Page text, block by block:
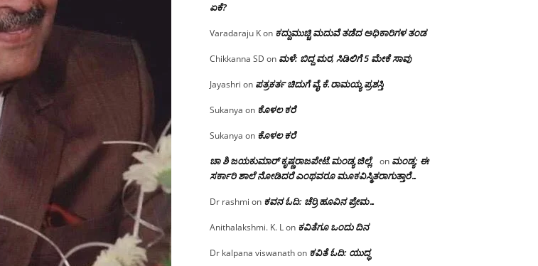
ಏಕೆ?
Varadaraju Kon ಕದ್ದುಮುಚ್ಚಿ ಮದುವೆ ತಡೆದ ಅಧಿಕಾರಿಗಳ ತಂಡ
Chikkanna SD on ಮಳೆ: ಬಿದ್ದ ಮರ, ಸಿಡಿಲಿಗೆ 5 ಮೇಕೆ ಸಾವು
Jayashri on ಪತ್ರಕರ್ತ ಚಿದುಗೆ ವೈ.ಕೆ.ರಾಮಯ್ಯ ಪ್ರಶಸ್ತಿ
Sukanya on ಕೊಳಲ ಕರೆ
Sukanya on ಕೊಳಲ ಕರೆ
ಚಾ ಶಿ ಜಯಕುಮಾರ್ ಕೃಷ್ಣರಾಜಪೇಟೆ.ಮಂಡ್ಯ ಜಿಲ್ಲೆ. on ಮಂಡ್ಯ: ಈ
ಸರ್ಕಾರಿ ಶಾಲೆ ನೋಡಿದರೆ ಎಂಥವರೂ ಮೂಕವಿಸ್ಮಿತರಾಗುತ್ತಾರೆ…
Dr rashmi on ಕವನ ಓದಿ: ಚೆರ್ರಿ ಹೂವಿನ ಪ್ರೇಮ…
Anithalakshmi. K. Lon ಕವಿತೆಗೂ ಒಂದು ದಿನ
Dr kalpana viswanathon ಕವಿತೆ ಓದಿ: ಯುದ್ಧ